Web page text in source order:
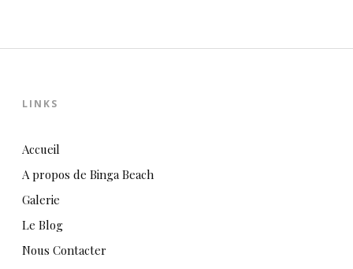
LINKS
Accueil
A propos de Binga Beach
Galerie
Le Blog
Nous Contacter